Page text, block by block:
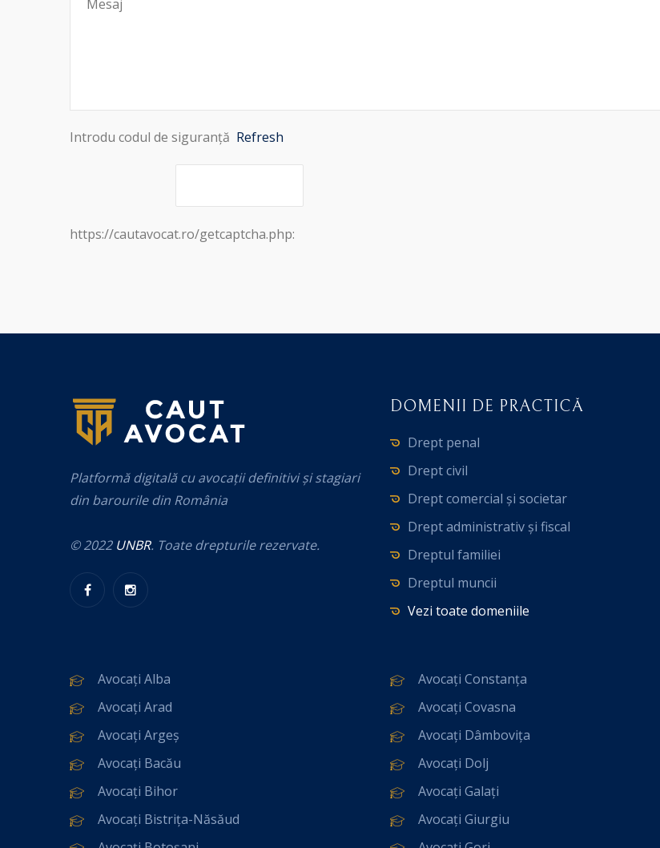
Introdu codul de siguranță Refresh
https://cautavocat.ro/getcaptcha.php:
Platformă digitală cu avocații definitivi și stagiari
din barourile din România
© 2022 UNBR. Toate drepturile rezervate.
DOMENII DE PRACTICĂ
Drept penal
Drept civil
Drept comercial și societar
Drept administrativ și fiscal
Dreptul familiei
Dreptul muncii
Vezi toate domeniile
Avocați Alba
Avocați Arad
Avocați Argeș
Avocați Bacău
Avocați Bihor
Avocați Bistrița-Năsăud
Avocați Constanța
Avocați Covasna
Avocați Dâmbovița
Avocați Dolj
Avocați Galați
Avocați Giurgiu